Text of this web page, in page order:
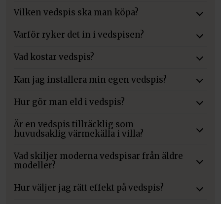
Vilken vedspis ska man köpa?
Varför ryker det in i vedspisen?
Vad kostar vedspis?
Kan jag installera min egen vedspis?
Hur gör man eld i vedspis?
Är en vedspis tillräcklig som
huvudsaklig värmekälla i villa?
Vad skiljer moderna vedspisar från äldre
modeller?
Hur väljer jag rätt effekt på vedspis?